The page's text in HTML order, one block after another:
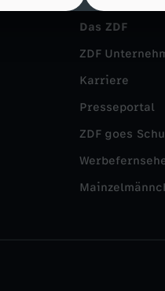
Das ZDF
ZDF
Karriere
Presseportal
ZDF goes